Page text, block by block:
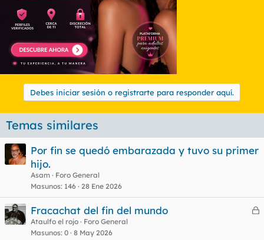
Debes iniciar sesión o registrarte para responder aquí.
Temas similares
Por fin se quedó embarazada y tuvo su primer
hijo.
Asam
Foro General
Masunos 146 28 Ene 2026
C
Fracachat del fin del mundo
Ataulfo el rojo
Foro General
Masunos 0 8 May 2026